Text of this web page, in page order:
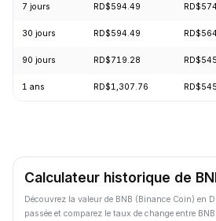
7 jours RD$594.49
30 jours RD$594.49
90 jours RD$719.28
1 ans RD$1,307.76
Calculateur historique de
Découvrez la valeur de BNB (Binance Coin) en
passée et comparez le taux de change entre